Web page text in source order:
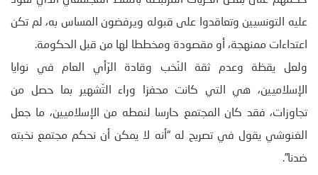
عليه التونسيين وتعاقدوا على قبوله ويرفضون المساس به، لم تكن
اعتداءات ممنهجة، أو مقصودة ومخططا لها من قبل الحكومة.
ولعل يقظة وعدم ثقة النّخب وقادة الرّأي العام في نوايا
الإسلاميين، هي التي كانت محفزا وراء التّشهير بما حصل من
تجاوزات، فقد كان المجتمع حارسا لنمطه من الإسلاميين، ما جعل
الغنوشي يقول في تصريح له “أنه لا يمكن أن نحكم مجتمع نخبته
ضدنا”.